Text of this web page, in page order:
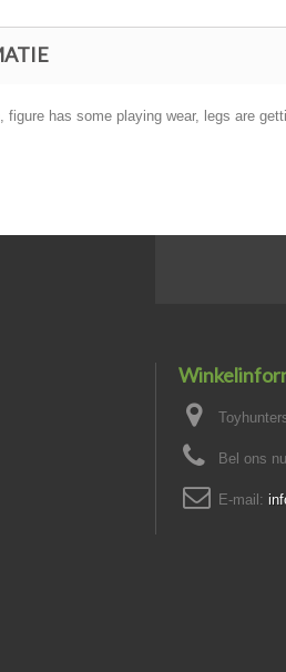
figure has some playing wear, legs are
Bel ons
E-mail: